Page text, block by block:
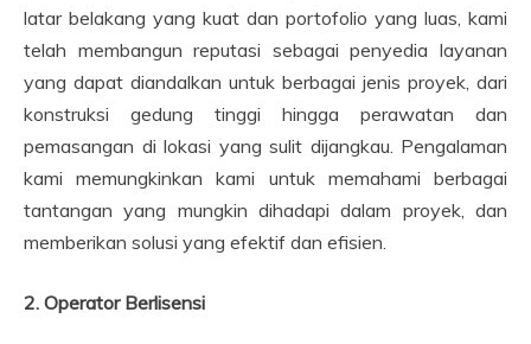
latar belakang yang kuat dan portofolio yang luas, kami
telah membangun reputasi sebagai penyedia layanan
yang dapat diandalkan untuk berbagai jenis proyek, dari
konstruksi gedung tinggi hingga perawatan dan
pemasangan di lokasi yang sulit dijangkau. Pengalaman
kami memungkinkan kami untuk memahami berbagai
tantangan yang mungkin dihadapi dalam proyek, dan
memberikan solusi yang efektif dan efisien.
2. Operator Berlisensi